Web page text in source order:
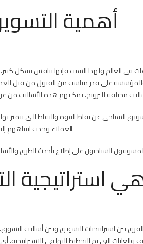
أهمية
في العالم ولهذا السبب فإنها تنافس بشكل
على قدر مناسب من القبول من قبل
مختلفة للترويج، تمكينهم هذه الأساليب من
السياحي عن نقاط القوة والنقاط التي
العملاء وجذب انتباههم
السياحيون على إطلاع بأحدث الطرق
استراتيجية
بين استراتيجيات التسويق وبين أساليب
التي تم التخطيط إليها في